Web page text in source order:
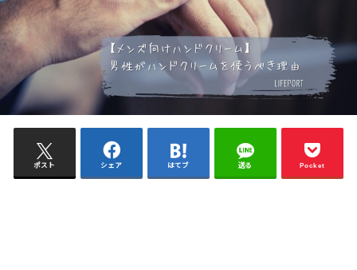
ポスト シェア はてブ 送る Pocket